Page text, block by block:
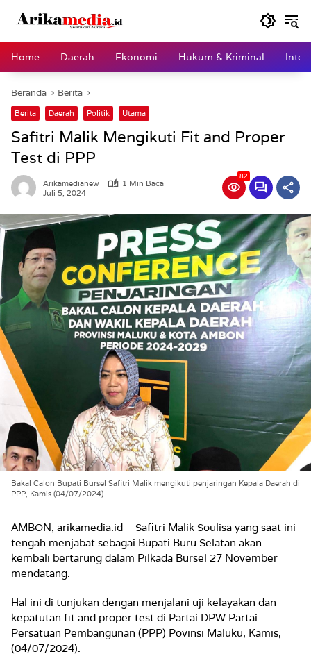
Home
Daerah Ekonomi Hukum & Kriminal
Beranda Berita
Berita Daerah Politik Utama
Safitri Malik Mengikuti Fit and Proper
Test di PPP
Arikamedianew
1 Min Baca
Juli 5, 2024
82
Bakal Calon Bupati Bursel Safitri Malik mengikuti penjaringan Kepala Daerah di
PPP, Kamis (04/07/2024).
AMBON, arikamedia.id – Safitri Malik Soulisa yang saat ini
tengah menjabat sebagai Bupati Buru Selatan akan
kembali bertarung dalam Pilkada Bursel 27 November
mendatang.
Hal ini di tunjukan dengan menjalani uji kelayakan dan
kepatutan fit and proper test di Partai DPW Partai
Persatuan Pembangunan (PPP) Povinsi Maluku, Kamis,
(04/07/2024).